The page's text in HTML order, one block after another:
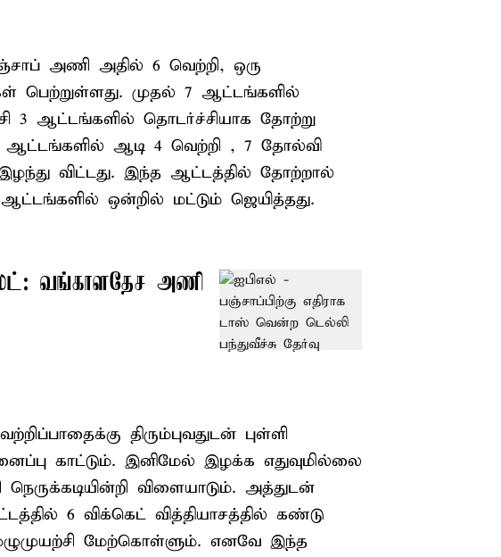
அணி அதில் 6 வெற்றி, ஒரு
பெற்றுள்ளது. முதல் 7 ஆட்டங்களில்
ஆட்டங்களில் தொடர்ச்சியாக தோற்று
ஆட்டங்களில் ஆடி 4 வெற்றி , 7 தோல்வி
விட்டது. இந்த ஆட்டத்தில் தோற்றால்
ஒன்றில் மட்டும் ஜெயித்தது.
வங்காளதேச அணி
திரும்புவதுடன் புள்ளி
காட்டும். இனிமேல் இழக்க எதுவுமில்லை
விளையாடும். அத்துடன்
6 விக்கெட் வித்தியாசத்தில் கண்டு
மேற்கொள்ளும். எனவே இந்த